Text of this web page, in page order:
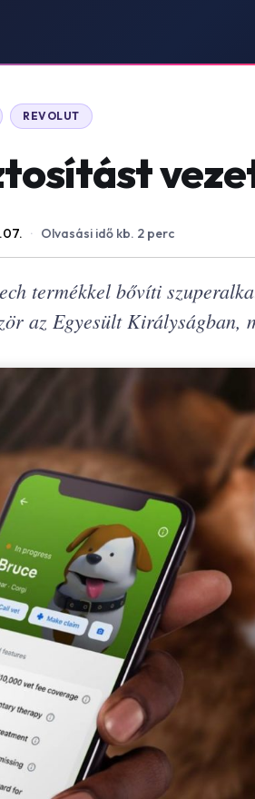
REVOLUT
· Olvasási idő kb. 2 perc
termékkel bővíti
az Egyesült Királyságban,